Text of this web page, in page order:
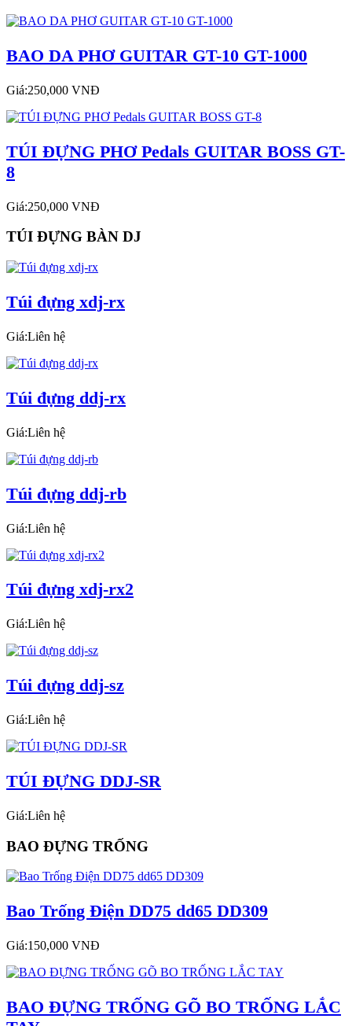
BAO DA PHƠ GUITAR GT-10 GT-1000
Giá:250,000 VNĐ
TÚI ĐỰNG PHƠ Pedals GUITAR BOSS GT-
8
Giá:250,000 VNĐ
TÚI ĐỰNG BÀN DJ
Túi đựng xdj-rx
Giá:Liên hệ
Túi đựng ddj-rx
Giá:Liên hệ
Túi đựng ddj-rb
Giá:Liên hệ
Túi đựng xdj-rx2
Giá:Liên hệ
Túi đựng ddj-sz
Giá:Liên hệ
TÚI ĐỰNG DDJ-SR
Giá:Liên hệ
BAO ĐỰNG TRỐNG
Bao Trống Điện DD75 dd65 DD309
Giá:150,000 VNĐ
BAO ĐỰNG TRỐNG GÕ BO TRỐNG LẮC